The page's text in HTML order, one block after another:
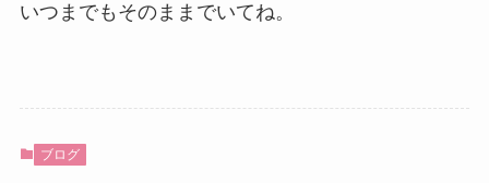
いつまでもそのままでいてね。
ブログ